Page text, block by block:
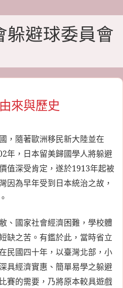
躲避球委員會
來與歷史
，隨著歐洲移民新大陸並在
年，日本留美歸國學人將躲避
值深受肯定，遂於1913年起被
因為早年受到日本統治之故，
、國家社會經濟困難，學校體
缺之苦。有鑑於此，當時省立
民國四十年，以臺灣北部，小
具經濟實惠、簡單易學之躲避
賽的需要，乃將原本較具遊戲